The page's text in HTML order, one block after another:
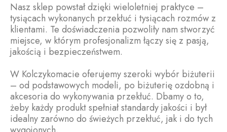
Nasz sklep powstał dzięki wieloletniej praktyce –
tysiącach wykonanych przekłuć i tysiącach rozmów z
klientami. Te doświadczenia pozwoliły nam stworzyć
miejsce, w którym profesjonalizm łączy się z pasją,
jakością i bezpieczeństwem.
W Kolczykomacie oferujemy szeroki wybór biżuterii
– od podstawowych modeli, po biżuterię ozdobną i
akcesoria do wykonywania przekłuć. Dbamy o to,
żeby każdy produkt spełniał standardy jakości i był
idealny zarówno do świeżych przekłuć, jak i do tych